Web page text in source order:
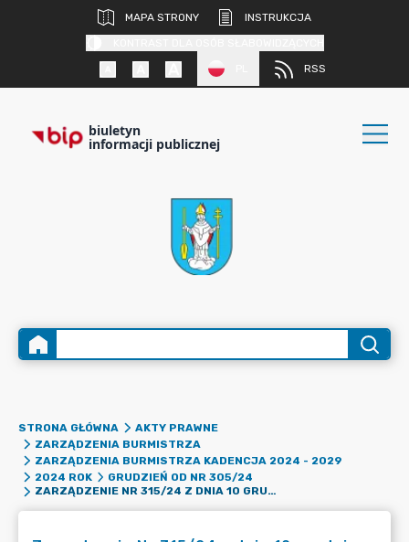
MAPA STRONY
INSTRUKCJA
RSS
biuletyn
informacji publicznej
STRONA GŁÓWNA
AKTY PRAWNE
ZARZĄDZENIA BURMISTRZA
ZARZĄDZENIA BURMISTRZA KADENCJA 2024 - 2029
2024 ROK
GRUDZIEŃ OD NR 305/24
ZARZĄDZENIE NR 315/24 Z DNIA 10 GRUDNIA 2024 R. W SPRAWIE SKIEROWANIA POD OBRADY RADY MIASTA RADZIONKÓW PROJEKTU UCHWAŁY DOTYCZĄCEGO ZALICZENIA DROGI DO KATEGORII DRÓG GMINNYCH